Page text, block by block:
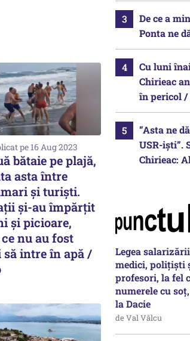
pe 16 Aug 2023
bătaie pe plajă,
asta între
și turiști.
și-au împărțit
și picioare,
nu au fost
să intre în apă /
De ce a
Ponta ne
Cu luni
Chirieac
în pericol /
”Asta ne
USR-iști”.
Chirieac:
Legea
medici, polițiști
profesori, la fel
numerele cu
la Dacie
de Val Vâlcu